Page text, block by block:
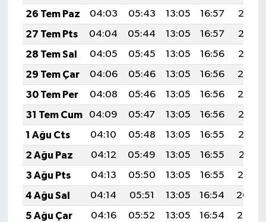
26 Tem Paz
04:03 05:43 13:05 16:57
20:17
27 Tem Pts
04:04 05:44 13:05 16:57
20:16
28 Tem Sal
04:05 05:45 13:05 16:56
20:15
29 Tem Çar
04:06 05:46 13:05 16:56
20:14
30 Tem Per
04:08 05:46 13:05 16:56
20:14
31 Tem Cum
04:09 05:47 13:05 16:56
20:13
1 Ağu Cts
04:10 05:48 13:05 16:55
20:12
2 Ağu Paz
04:12 05:49 13:05 16:55
20:11
3 Ağu Pts
04:13 05:50 13:05 16:55
20:10
4 Ağu Sal
04:14 05:51 13:05 16:54
20:09
5 Ağu Çar
04:16 05:52 13:05 16:54
20:08